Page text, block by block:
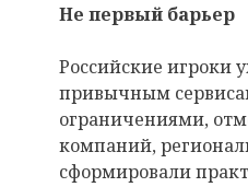
Не первый барьер
Российские игроки
привычным
ограничениями,
компаний,
сформировали